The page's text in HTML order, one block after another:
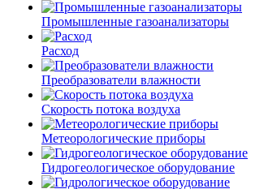
Промышленные газоанализаторы
Расход
Преобразователи влажности
Скорость потока воздуха
Метеорологические приборы
Гидрогеологическое оборудование